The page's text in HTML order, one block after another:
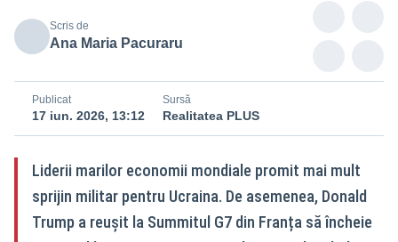
Scris de
Ana Maria Pacuraru
Publicat
17 iun. 2026, 13:12
Sursă
Realitatea PLUS
Liderii marilor economii mondiale promit mai mult
sprijin militar pentru Ucraina. De asemenea, Donald
Trump a reușit la Summitul G7 din Franța să încheie